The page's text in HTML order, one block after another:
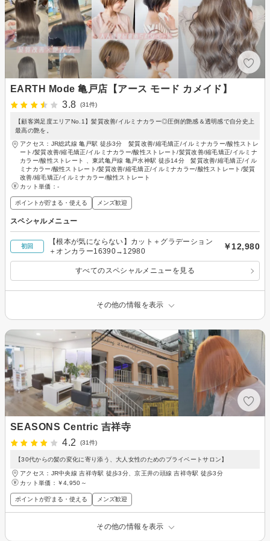
EARTH Mode 亀戸店【アース モード カメイド】
3.8
(31件)
【顧客満足度エリアNo.1】髪質改善/イルミナカラー◎圧倒的艶感＆透明感で自分史上
最高の艶を。
アクセス：JR総武線 亀戸駅 徒歩3分 髪質改善/縮毛矯正/イルミナカラー/酸性ストレ
ート/髪質改善/縮毛矯正/イルミナカラー/酸性ストレート/髪質改善/縮毛矯正/イルミナ
カラー/酸性ストレート 、東武亀戸線 亀戸水神駅 徒歩14分 髪質改善/縮毛矯正/イル
ミナカラー/酸性ストレート/髪質改善/縮毛矯正/イルミナカラー/酸性ストレート/髪質
改善/縮毛矯正/イルミナカラー/酸性ストレート
カット単価： -
ポイントが貯まる・使える メンズ歓迎
スペシャルメニュー
初回
【根本が気にならない】カット＋グラデーション
＋オンカラー16390→12980
￥12,980
すべてのスペシャルメニューを見る
その他の情報を表示
SEASONS Centric 吉祥寺
4.2
(31件)
【30代からの髪の変化に寄り添う、大人女性のためのプライベートサロン】
アクセス：JR中央線 吉祥寺駅 徒歩3分、京王井の頭線 吉祥寺駅 徒歩3分
カット単価： ￥4,950～
ポイントが貯まる・使える メンズ歓迎
その他の情報を表示